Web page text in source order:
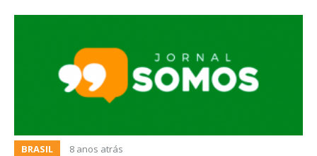
BRASIL 8 anos atrás